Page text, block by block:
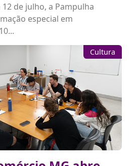
de julho, a Pampulha
especial em
Cultura